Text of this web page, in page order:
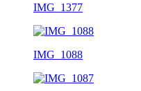
IMG_1377
IMG_1088